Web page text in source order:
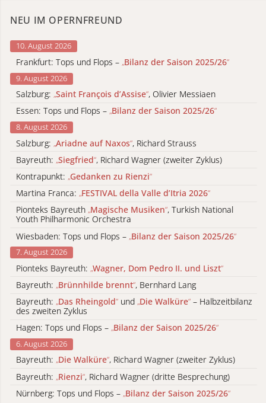
NEU IM OPERNFREUND
10. August 2026
Frankfurt: Tops und Flops – „Bilanz der Saison 2025/26“
9. August 2026
Salzburg: „Saint François d’Assise“, Olivier Messiaen
Essen: Tops und Flops – „Bilanz der Saison 2025/26“
8. August 2026
Salzburg: „Ariadne auf Naxos“, Richard Strauss
Bayreuth: „Siegfried“, Richard Wagner (zweiter Zyklus)
Kontrapunkt: „Gedanken zu Rienzi“
Martina Franca: „FESTIVAL della Valle d’Itria 2026“
Pionteks Bayreuth „Magische Musiken“, Turkish National
Youth Philharmonic Orchestra
Wiesbaden: Tops und Flops – „Bilanz der Saison 2025/26“
7. August 2026
Pionteks Bayreuth: „Wagner, Dom Pedro II. und Liszt“
Bayreuth: „Brünnhilde brennt“, Bernhard Lang
Bayreuth: „Das Rheingold“ und „Die Walküre“ – Halbzeitbilanz
des zweiten Zyklus
Hagen: Tops und Flops – „Bilanz der Saison 2025/26“
6. August 2026
Bayreuth: „Die Walküre“, Richard Wagner (zweiter Zyklus)
Bayreuth: „Rienzi“, Richard Wagner (dritte Besprechung)
Nürnberg: Tops und Flops – „Bilanz der Saison 2025/26“